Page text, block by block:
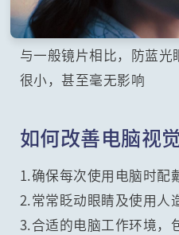
与一般镜片相比，防蓝
很小，甚至毫无影响
如何改善电脑视
1.确保每次使用电脑时配
2.常常眨动眼睛及使用人
3.合适的电脑工作环境，